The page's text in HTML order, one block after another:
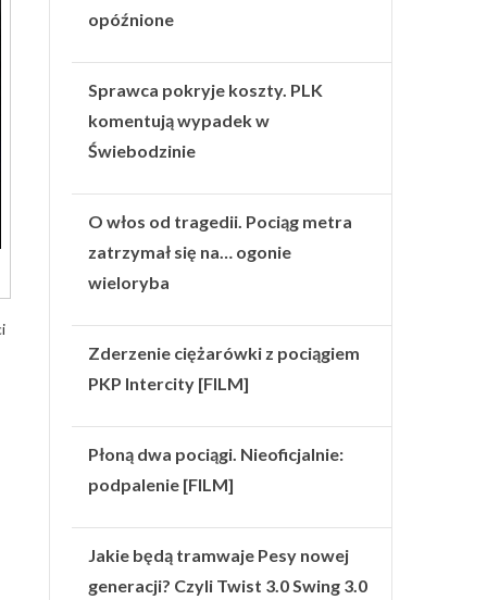
opóźnione
Sprawca pokryje koszty. PLK
komentują wypadek w
Świebodzinie
O włos od tragedii. Pociąg metra
zatrzymał się na… ogonie
wieloryba
Zderzenie ciężarówki z pociągiem
PKP Intercity [FILM]
Płoną dwa pociągi. Nieoficjalnie:
podpalenie [FILM]
Jakie będą tramwaje Pesy nowej
generacji? Czyli Twist 3.0 Swing 3.0